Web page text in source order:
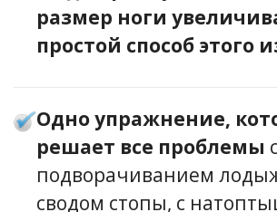
размер ноги
простой способ этого
Одно упражнение,
решает все проблемы с
подворачиванием
сводом стопы, с